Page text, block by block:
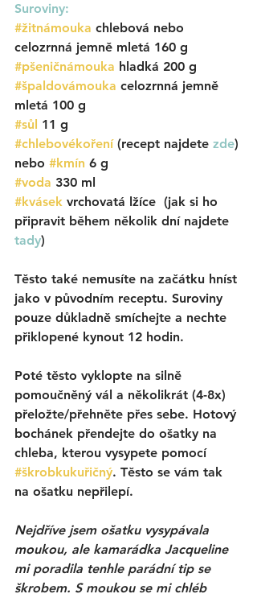
Suroviny:
#žitnámouka chlebová nebo
celozrnná jemně mletá 160 g
#pšeničnámouka hladká 200 g
#špaldovámouka celozrnná jemně
mletá 100 g
#sůl 11 g
#chlebovékoření (recept najdete zde)
nebo #kmín 6 g
#voda 330 ml
#kvásek vrchovatá lžíce  (jak si ho
připravit během několik dní najdete
tady)
Těsto také nemusíte na začátku hníst
jako v původním receptu. Suroviny
pouze důkladně smíchejte a nechte
přiklopené kynout 12 hodin.
Poté těsto vyklopte na silně
pomoučněný vál a několikrát (4-8x)
přeložte/přehněte přes sebe. Hotový
bochánek přendejte do ošatky na
chleba, kterou vysypete pomocí
#škrobkukuřičný. Těsto se vám tak
na ošatku nepřilepí.
Nejdříve jsem ošatku vysypávala
moukou, ale kamarádka Jacqueline
mi poradila tenhle parádní tip se
škrobem. S moukou se mi chléb